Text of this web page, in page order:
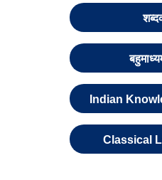
Indian
Classical